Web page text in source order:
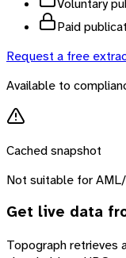
Paid
Request a free
Available to
Cached snapshot
Not suitable for
Get live data
Topograph retrieves